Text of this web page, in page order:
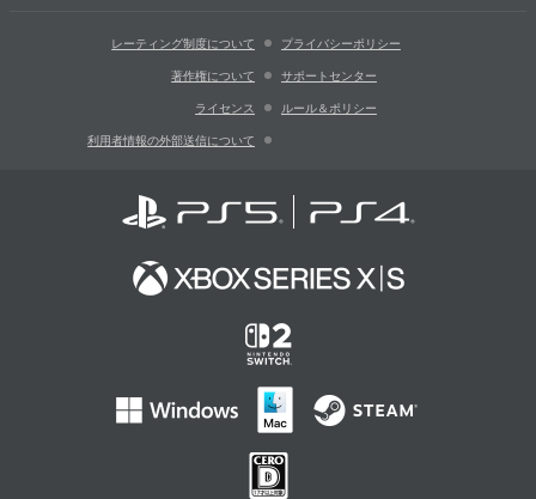
レーティング制度について プライバシーポリシー
著作権について サポートセンター
ライセンス ルール＆ポリシー
利用者情報の外部送信について